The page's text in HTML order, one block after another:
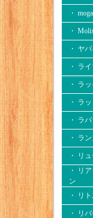
・
・
・ ヤ
・ ラ
・ ラ
・ ラ
・ ラパ
・ ラ
・ リ
・ リ
ン
・ リ
・ リ